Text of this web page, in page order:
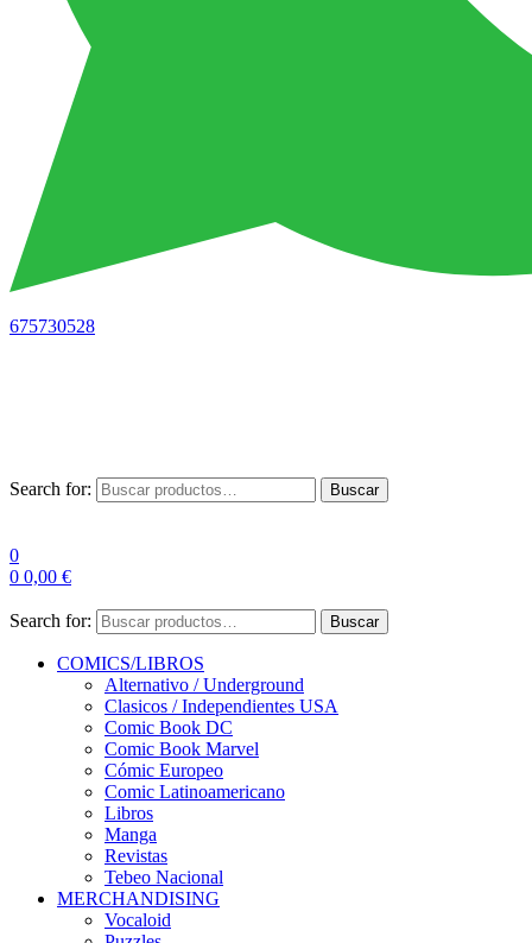
675730528
Search for: Buscar
0
0 0,00 €
Search for: Buscar
COMICS/LIBROS
Alternativo / Underground
Clasicos / Independientes USA
Comic Book DC
Comic Book Marvel
Cómic Europeo
Comic Latinoamericano
Libros
Manga
Revistas
Tebeo Nacional
MERCHANDISING
Vocaloid